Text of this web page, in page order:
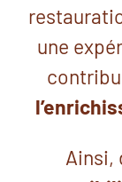
une
Ainsi,